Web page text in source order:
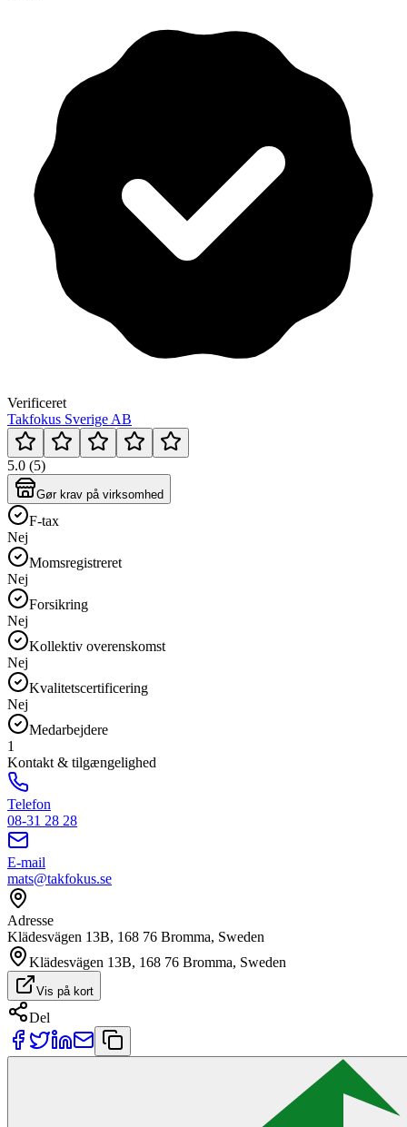
Verificeret
Takfokus Sverige AB
5.0 (5)
Gør krav på virksomhed
F-tax
Nej
Momsregistreret
Nej
Forsikring
Nej
Kollektiv overenskomst
Nej
Kvalitetscertificering
Nej
Medarbejdere
1
Kontakt & tilgængelighed
Telefon
08-31 28 28
E-mail
mats@takfokus.se
Adresse
Klädesvägen 13B, 168 76 Bromma, Sweden
Klädesvägen 13B, 168 76 Bromma, Sweden
Vis på kort
Del